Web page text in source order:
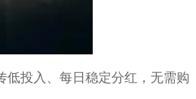
低投入、每日稳定分红，无需购